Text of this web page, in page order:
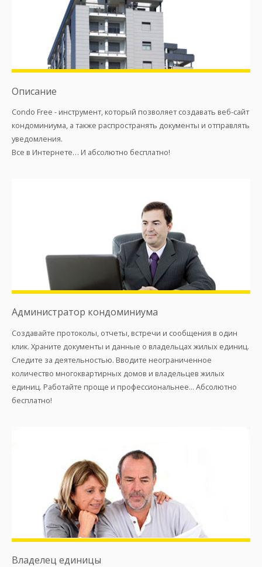
Описание
Condo Free - инструмент, который позволяет создавать веб-сайт
кондоминиума, а также распространять документы и отправлять
уведомления.
Все в Интернете… И абсолютно бесплатно!
Администратор кондоминиума
Создавайте протоколы, отчеты, встречи и сообщения в один
клик. Храните документы и данные о владельцах жилых единиц.
Следите за деятельностью. Вводите неограниченное
количество многоквартирных домов и владельцев жилых
единиц. Работайте проще и профессиональнее... Абсолютно
бесплатно!
Владелец единицы